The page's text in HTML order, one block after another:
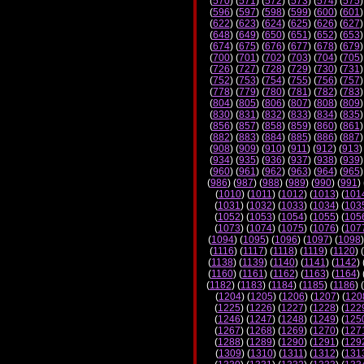
(596) (597) (598) (599) (600) (601
(622) (623) (624) (625) (626) (627
(648) (649) (650) (651) (652) (653
(674) (675) (676) (677) (678) (679
(700) (701) (702) (703) (704) (705
(726) (727) (728) (729) (730) (731
(752) (753) (754) (755) (756) (757
(778) (779) (780) (781) (782) (783
(804) (805) (806) (807) (808) (809
(830) (831) (832) (833) (834) (835
(856) (857) (858) (859) (860) (861
(882) (883) (884) (885) (886) (887
(908) (909) (910) (911) (912) (913)
(934) (935) (936) (937) (938) (939
(960) (961) (962) (963) (964) (965
(986) (987) (988) (989) (990) (991)
(1010) (1011) (1012) (1013) (
(1031) (1032) (1033) (1034) (
(1052) (1053) (1054) (1055) (
(1073) (1074) (1075) (1076) (
(1094) (1095) (1096) (1097) (1098
(1116) (1117) (1118) (1119) (1120) (
(1138) (1139) (1140) (1141) (1142)
(1160) (1161) (1162) (1163) (1164)
(1182) (1183) (1184) (1185) (1186) (
(1204) (1205) (1206) (1207) (
(1225) (1226) (1227) (1228) (
(1246) (1247) (1248) (1249) (
(1267) (1268) (1269) (1270) (
(1288) (1289) (1290) (1291) (
(1309) (1310) (1311) (1312) (